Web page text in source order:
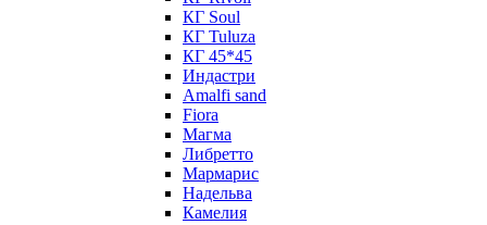
КГ Soul
КГ Tuluza
КГ 45*45
Индастри
Amalfi sand
Fiora
Магма
Либретто
Мармарис
Надельва
Камелия